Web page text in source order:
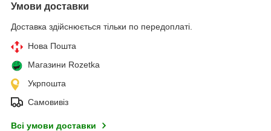
Умови доставки
Доставка здійснюється тільки по передоплаті.
Нова Пошта
Магазини Rozetka
Укрпошта
Самовивіз
Всі умови доставки